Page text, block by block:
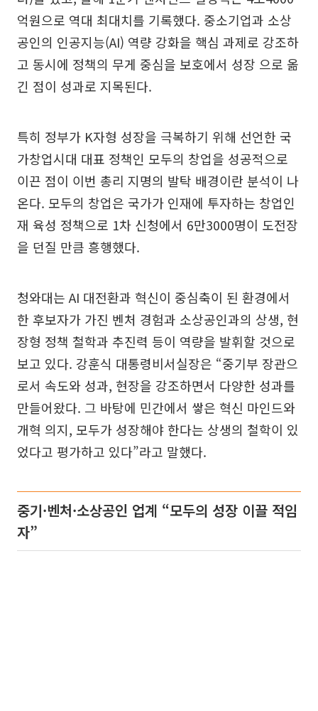
억원으로 역대 최대치를 기록했다. 중소기업과 소상
공인의 인공지능(AI) 역량 강화을 핵심 과제로 강조하
고 동시에 정책의 무게 중심을 보호에서 성장 으로 옮
긴 점이 성과로 지목된다.
특히 정부가 K자형 성장을 극복하기 위해 선언한 국
가창업시대 대표 정책인 모두의 창업을 성공적으로
이끈 점이 이번 총리 지명의 발탁 배경이란 분석이 나
온다. 모두의 창업은 국가가 인재에 투자하는 창업인
재 육성 정책으로 1차 신청에서 6만3000명이 도전장
을 던질 만큼 흥행했다.
청와대는 AI 대전환과 혁신이 중심축이 된 환경에서
한 후보자가 가진 벤처 경험과 소상공인과의 상생, 현
장형 정책 철학과 추진력 등이 역량을 발휘할 것으로
보고 있다. 강훈식 대통령비서실장은 “중기부 장관으
로서 속도와 성과, 현장을 강조하면서 다양한 성과를
만들어왔다. 그 바탕에 민간에서 쌓은 혁신 마인드와
개혁 의지, 모두가 성장해야 한다는 상생의 철학이 있
었다고 평가하고 있다”라고 말했다.
중기·벤처·소상공인 업계 “모두의 성장 이끌 적임
자”